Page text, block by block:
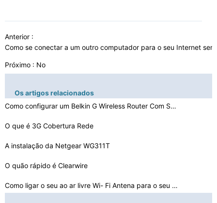
Anterior :
Como se conectar a um outro computador para o seu Internet
Próximo : No
Os artigos relacionados
Como configurar um Belkin G Wireless Router Com Satéli…
O que é 3G Cobertura Rede
A instalação da Netgear WG311T
O quão rápido é Clearwire
Como ligar o seu ao ar livre Wi- Fi Antena para o seu c…